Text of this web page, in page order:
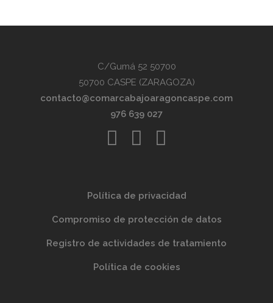
C/Gumá 52 50700
50700 CASPE (ZARAGOZA)
contacto@comarcabajoaragoncaspe.com
976 639 027
Política de privacidad
Compromiso de protección de datos
Registro de actividades de tratamiento
Política de cookies